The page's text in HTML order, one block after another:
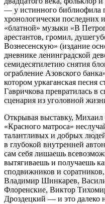
— у истинного библиофила
хронологически последних
«блатной» музыки «В
арестантов, громил,
Вознесенскую» (издание
дневнике ленинградской
семидесятилетию снятия
ограбление Азовского
котором уркаганская песня
Гавричкова превратилась в
сценария из уголовной
Открывая выставку, Михаил
«Красного матроса»
талантливых и добрых
в глубокой внутренней
сам себя лишаешь
вытягиваешь и получаешь
сподвижников и
Владимир Шинкарев,
Флоренские, Виктор
Дроздецкий — и это далеко